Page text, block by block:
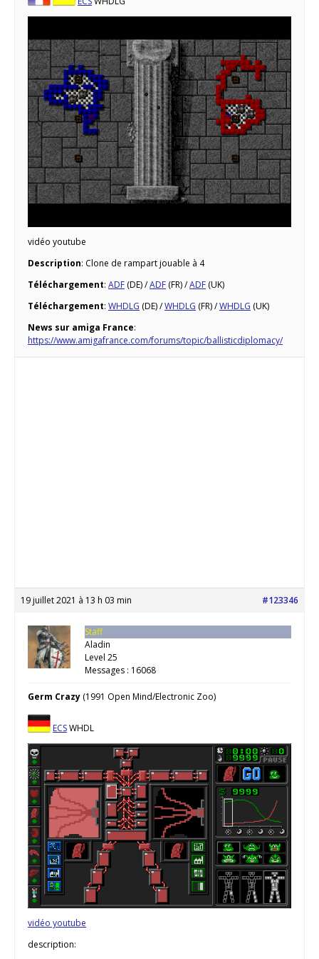
vidéo youtube
Description: Clone de rampart jouable à 4
Téléchargement: ADF (DE) /ADF (FR) /ADF (UK)
Téléchargement: WHDLG (DE) /WHDLG (FR) /WHDLG (UK)
News sur amiga France:
https://www.amigafrance.com/forums/topic/ballisticdiplomacy/
19 juillet 2021 à 13 h 03 min #123346
Staff
Aladin
Level 25
Messages : 16068
Germ Crazy (1991 Open Mind/Electronic Zoo)
ECSWHDL
vidéo youtube
description: